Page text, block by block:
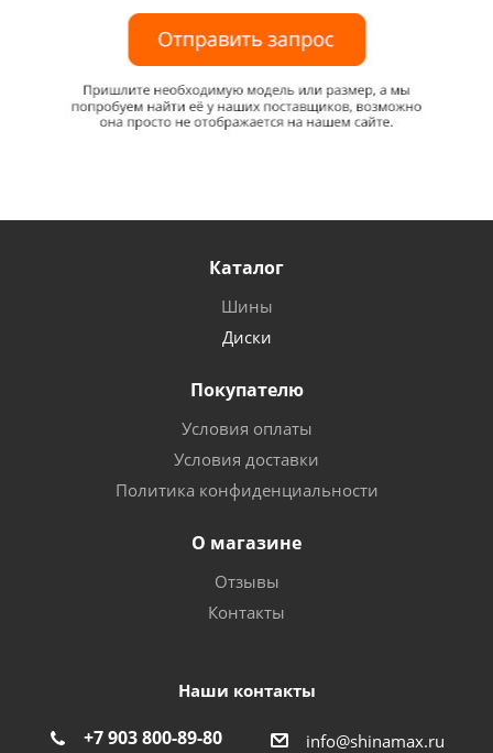
Каталог
Шины
Диски
Покупателю
Условия оплаты
Условия доставки
Политика конфиденциальности
О магазине
Отзывы
Контакты
Наши контакты
+7 903 800-89-80 info@shinamax.ru